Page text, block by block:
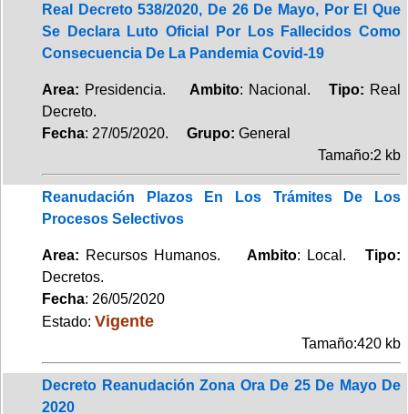
Real Decreto 538/2020, De 26 De Mayo, Por El Que
Se Declara Luto Oficial Por Los Fallecidos Como
Consecuencia De La Pandemia Covid-19
Area: Presidencia. Ambito: Nacional. Tipo: Real
Decreto.
Fecha: 27/05/2020. Grupo: General
Tamaño:2 kb
Reanudación Plazos En Los Trámites De Los
Procesos Selectivos
Area: Recursos Humanos. Ambito: Local.Tipo:
Decretos.
Fecha: 26/05/2020
Estado: Vigente
Tamaño:420 kb
Decreto Reanudación Zona Ora De 25 De Mayo De
2020